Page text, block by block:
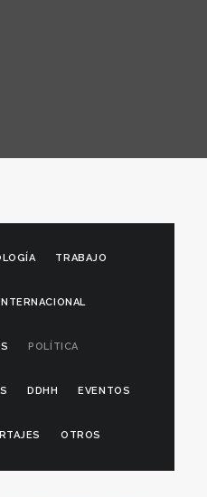
TRABAJO
INTERNACIONAL
POLÍTICA
DDHH EVENTOS
OTROS